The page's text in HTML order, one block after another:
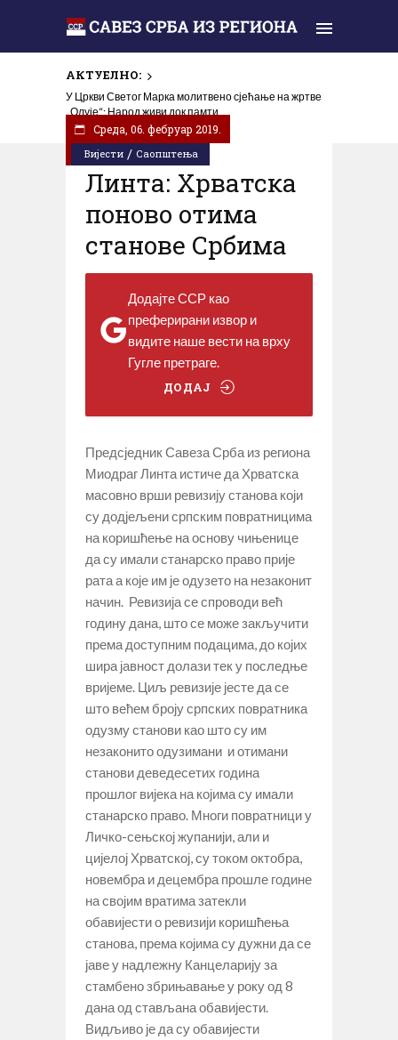
АКТУЕЛНО:
У Цркви Светог Марка молитвено сјећање на жртве
„Олује“: Народ живи док памти
Вијести / Саопштења
Cреда, 06. фебруар 2019.
Линта: Хрватска
поново отима
станове Србима
Додајте ССР као
преферирани извор и
видите наше вести на врху
Гугле претраге.
ДОДАЈ
Предсједник Савеза Срба из региона
Миодраг Линта истиче да Хрватска
масовно врши ревизију станова који
су додјељени српским повратницима
на коришћење на основу чињенице
да су имали станарско право прије
рата а које им је одузето на незаконит
начин. Ревизија се спроводи већ
годину дана, што се може закључити
према доступним подацима, до којих
шира јавност долази тек у последње
вријеме. Циљ ревизије јесте да се
што већем броју српских повратника
одузму станови као што су им
незаконито одузимани и отимани
станови деведесетих година
прошлог вијека на којима су имали
станарско право. Многи повратници у
Личко-сењској жупанији, али и
цијелој Хрватској, су током октобра,
новембра и децембра прошле године
на својим вратима затекли
обавијести о ревизији коришћења
станова, према којима су дужни да се
јаве у надлежну Канцеларију за
стамбено збрињавање у року од 8
дана од стављана обавијести.
Видљиво је да су обавијести